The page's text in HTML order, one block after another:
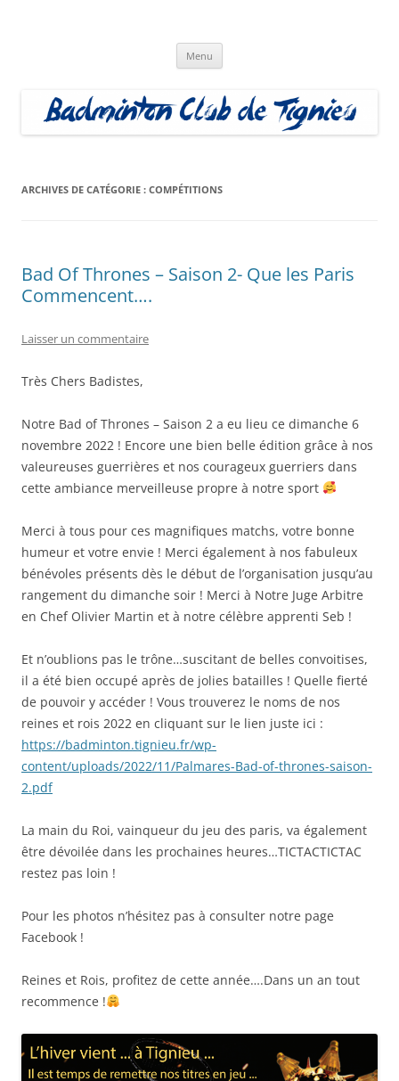
Menu
ARCHIVES DE CATÉGORIE : COMPÉTITIONS
Bad Of Thrones – Saison 2- Que les Paris
Commencent….
Laisser un commentaire
Très Chers Badistes,
Notre Bad of Thrones – Saison 2 a eu lieu ce dimanche 6
novembre 2022 ! Encore une bien belle édition grâce à nos
valeureuses guerrières et nos courageux guerriers dans
cette ambiance merveilleuse propre à notre sport
Merci à tous pour ces magnifiques matchs, votre bonne
humeur et votre envie ! Merci également à nos fabuleux
bénévoles présents dès le début de l’organisation jusqu’au
rangement du dimanche soir ! Merci à Notre Juge Arbitre
en Chef Olivier Martin et à notre célèbre apprenti Seb !
Et n’oublions pas le trône…suscitant de belles convoitises,
il a été bien occupé après de jolies batailles ! Quelle fierté
de pouvoir y accéder ! Vous trouverez le noms de nos
reines et rois 2022 en cliquant sur le lien juste ici :
https://badminton.tignieu.fr/wp-
content/uploads/2022/11/Palmares-Bad-of-thrones-saison-
2.pdf
La main du Roi, vainqueur du jeu des paris, va également
être dévoilée dans les prochaines heures…TICTACTICTAC
restez pas loin !
Pour les photos n’hésitez pas à consulter notre page
Facebook !
Reines et Rois, profitez de cette année….Dans un an tout
recommence !